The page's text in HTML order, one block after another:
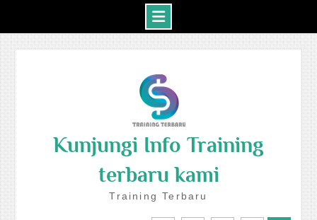
Kunjungi Info Training
terbaru kami
Training Terbaru